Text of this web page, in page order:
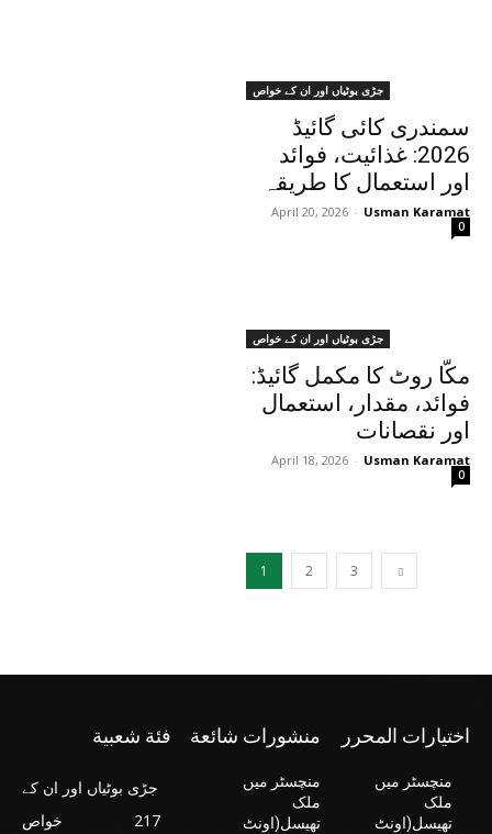
جڑی بوٹیاں اور ان کے خواص
سمندری کائی گائیڈ
2026: غذائیت، فوائد
اور استعمال کا طریقہ
Usman Karamat
-
April 20, 2026
0
جڑی بوٹیاں اور ان کے خواص
مکّا روٹ کا مکمل گائیڈ:
فوائد، مقدار، استعمال
اور نقصانات
Usman Karamat
-
April 18, 2026
0
1 2 3
اختيارات المحرر
منچسٹر میں
ملک
تھیسل(اونٹ
منشورات شائعة
منچسٹر میں
ملک
تھیسل(اونٹ
فئة شعبية
جڑی بوٹیاں اور ان کے
خواص
217